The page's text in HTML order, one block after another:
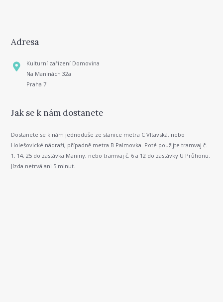
Adresa
Kulturní zařízení Domovina
Na Maninách 32a
Praha 7
Jak se k nám dostanete
Dostanete se k nám jednoduše ze stanice metra C Vltavská, nebo
Holešovické nádraží, případně metra B Palmovka. Poté použijte tramvaj č.
1, 14, 25 do zastávka Maniny, nebo tramvaj č. 6 a 12 do zastávky U Průhonu.
Jízda netrvá ani 5 minut.